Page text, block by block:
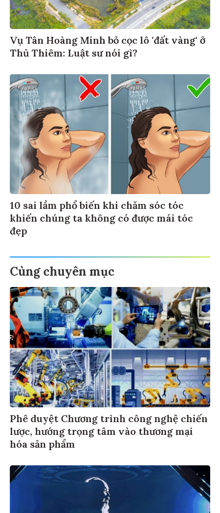
Vụ Tân Hoàng Minh bỏ cọc lô 'đất vàng' ở
Thủ Thiêm: Luật sư nói gì?
10 sai lầm phổ biến khi chăm sóc tóc
khiến chúng ta không có được mái tóc
đẹp
Cùng chuyên mục
Phê duyệt Chương trình công nghệ chiến
lược, hướng trọng tâm vào thương mại
hóa sản phẩm